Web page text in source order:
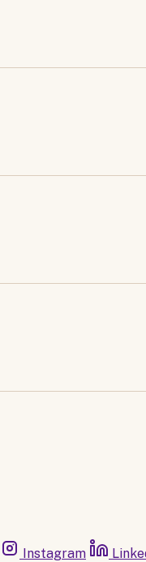
Instagram